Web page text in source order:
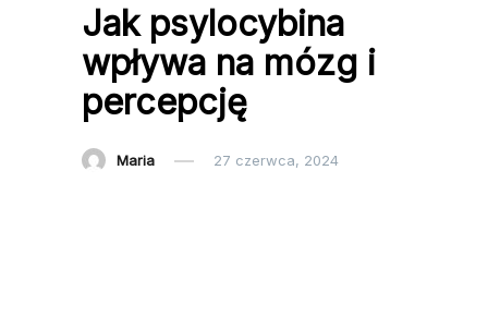
Jak psylocybina
wpływa na mózg i
percepcję
Maria 27 czerwca, 2024